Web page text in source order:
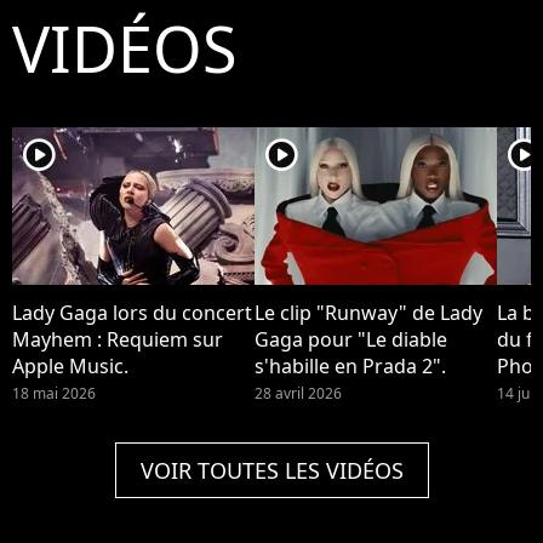
VIDÉOS
player2
Lady Gaga lors du concert
Mayhem : Requiem sur
Apple Music.
18 mai 2026
player2
Le clip "Runway" de Lady
Gaga pour "Le diable
s'habille en Prada 2".
28 avril 2026
player2
La
du
14
VOIR TOUTES LES VIDÉOS